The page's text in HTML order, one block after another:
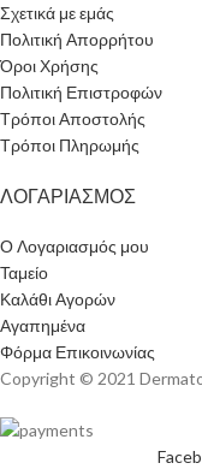
Σχετικά με εμάς
Πολιτική Απορρήτου
Όροι Χρήσης
Πολιτική Επιστροφών
Τρόποι Αποστολής
Τρόποι Πληρωμής
ΛΟΓΑΡΙΑΣΜΟΣ
Ο Λογαριασμός μου
Ταμείο
Καλάθι Αγορών
Αγαπημένα
Φόρμα Επικοινωνίας
Copyright © 2021